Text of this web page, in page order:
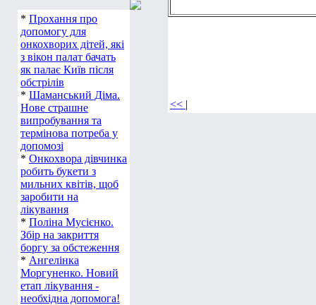
* Прохання про
допомогу для
онкохворих дітей, які
з вікон палат бачать
як палає Київ після
обстрілів
* Шаманський Діма.
Нове страшне
випробування та
термінова потреба у
допомозі
* Онкохвора дівчинка
робить букети з
мильних квітів, щоб
заробити на
лікування
* Поліна Мусієнко.
Збір на закриття
боргу за обстеження
* Ангелінка
Моргуненко. Новий
етап лікування -
необхідна допомога!
<< |